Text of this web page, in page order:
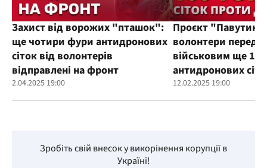
Захист від ворожих "пташок":
ще чотири фури антидронових
сіток від волонтерів
відправлені на фронт
2.04.2025 19:00
Проєкт
волонтери
військовим ще
антидронових
12.02.2025 19:00
Зробіть свій внесок у викорінення корупції в
Україні!